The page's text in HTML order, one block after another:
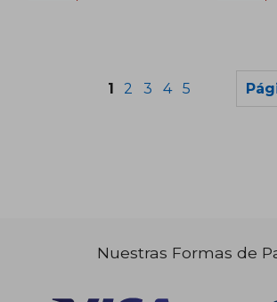
1 2 3 4 5
Nuestras Formas de